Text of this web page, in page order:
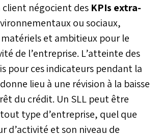
client négocient des KPIs extra-
ou sociaux,
et ambitieux pour le
de l’entreprise. L’atteinte des
pour ces indicateurs pendant la
lieu à une révision à la baisse
du crédit. Un SLL peut être
type d’entreprise, quel que
d’activité et son niveau de